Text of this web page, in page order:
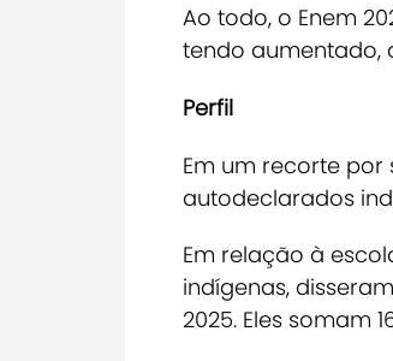
Ao todo, o Enem
tendo aumentado,
Perfil
Em um recorte por
autodeclarados
Em relação à
indígenas,
2025. Eles somam